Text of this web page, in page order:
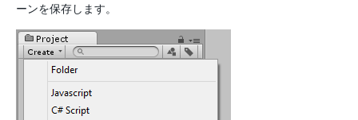
ーンを保存します。